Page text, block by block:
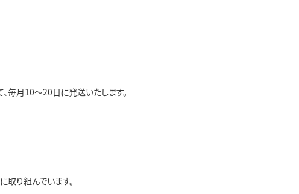
、毎月10～20日に発送いたします。
取り組んでいます。